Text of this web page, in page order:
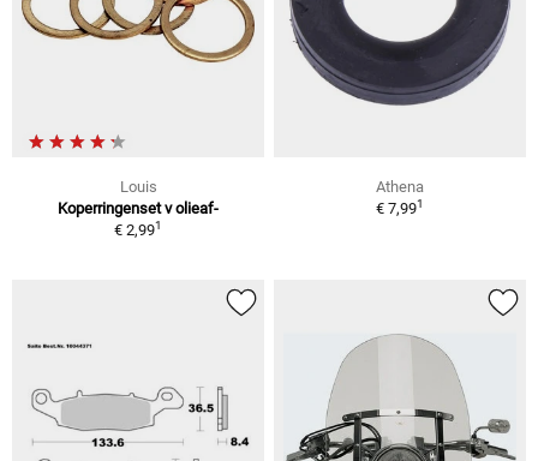
Louis
Koperringenset v olieaf-
€ 2,991
Athena
€ 7,991